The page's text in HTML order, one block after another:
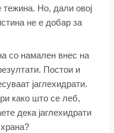
тежина. Но, дали овој
не е добар за
со намален внес на
Постои и
јаглехидрати.
како што се леб,
дека јаглехидрати